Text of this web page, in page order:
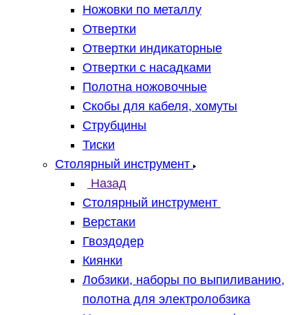
Ножовки по металлу
Отвертки
Отвертки индикаторные
Отвертки с насадками
Полотна ножовочные
Скобы для кабеля, хомуты
Струбцины
Тиски
Столярный инструмент
Назад
Столярный инструмент
Верстаки
Гвоздодер
Киянки
Лобзики, наборы по выпиливанию,
полотна для электролобзика